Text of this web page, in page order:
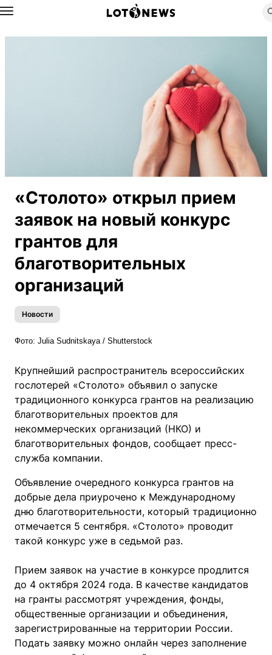
Назад
«Столото» открыл прием
заявок на новый конкурс
грантов для
благотворительных
организаций
Новости
Фото: Julia Sudnitskaya / Shutterstock
Крупнейший распространитель всероссийских
гослотерей «Столото» объявил о запуске
традиционного конкурса грантов на реализацию
благотворительных проектов для
некоммерческих организаций (НКО) и
благотворительных фондов, сообщает пресс-
служба компании.
Объявление очередного конкурса грантов на
добрые дела приурочено к Международному
дню благотворительности, который традиционно
отмечается 5 сентября. «Столото» проводит
такой конкурс уже в седьмой раз.
Прием заявок на участие в конкурсе продлится
до 4 октября 2024 года. В качестве кандидатов
на гранты рассмотрят учреждения, фонды,
общественные организации и объединения,
зарегистрированные на территории России.
Подать заявку можно онлайн через заполнение